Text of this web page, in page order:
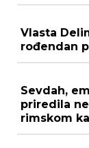
Vlasta
rođendan
Sevdah,
priredila
rimskom